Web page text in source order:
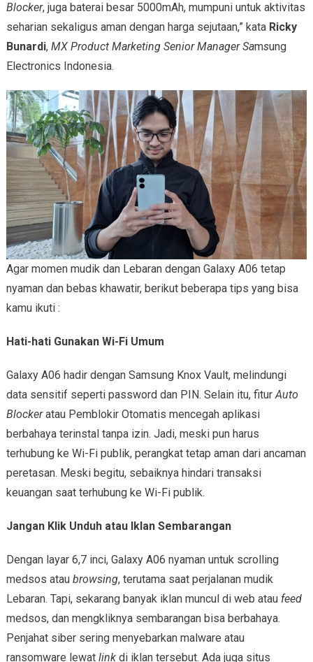
Blocker, juga baterai besar 5000mAh, mumpuni untuk aktivitas
seharian sekaligus aman dengan harga sejutaan,” kataRicky
Bunardi, MX Product Marketing Senior Manager Samsung
Electronics Indonesia.
Agar momen mudik dan Lebaran dengan Galaxy A06 tetap
nyaman dan bebas khawatir, berikut beberapa tips yang bisa
kamu ikuti :
Hati-hati Gunakan Wi-Fi Umum
Galaxy A06 hadir dengan Samsung Knox Vault, melindungi
data sensitif seperti password dan PIN. Selain itu, fitur Auto
Blockeratau Pemblokir Otomatis mencegah aplikasi
berbahaya terinstal tanpa izin. Jadi, meski pun harus
terhubung ke Wi-Fi publik, perangkat tetap aman dari ancaman
peretasan. Meski begitu, sebaiknya hindari transaksi
keuangan saat terhubung ke Wi-Fi publik.
Jangan Klik Unduh atau Iklan Sembarangan
Dengan layar 6,7 inci, Galaxy A06 nyaman untuk scrolling
medsos ataubrowsing, terutama saat perjalanan mudik
Lebaran. Tapi, sekarang banyak iklan muncul di web atau feed
medsos, dan mengkliknya sembarangan bisa berbahaya.
Penjahat siber sering menyebarkan malware atau
ransomware lewat linkdi iklan tersebut. Ada juga situs